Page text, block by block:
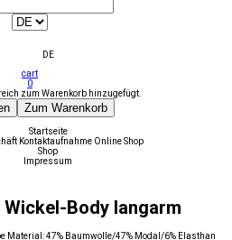
DE
cart
0
zum Warenkorb hinzugefügt.
Zum Warenkorb
Startseite
Kontaktaufnahme Online Shop
Shop
Impressum
Body langarm
Material: 47% Baumwolle/47% Modal/6% Elasthan